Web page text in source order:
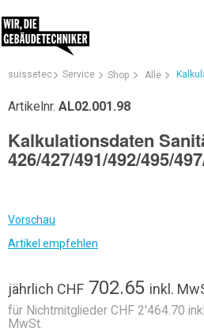
suissetec Service Shop Alle
Artikelnr. AL02.001.98
Kalkulationsdaten
426/427/491/492/495/
Vorschau
Artikel empfehlen
jährlich CHF 702.65 inkl.
für Nichtmitglieder CHF 2'464.70 inkl.
MwSt.